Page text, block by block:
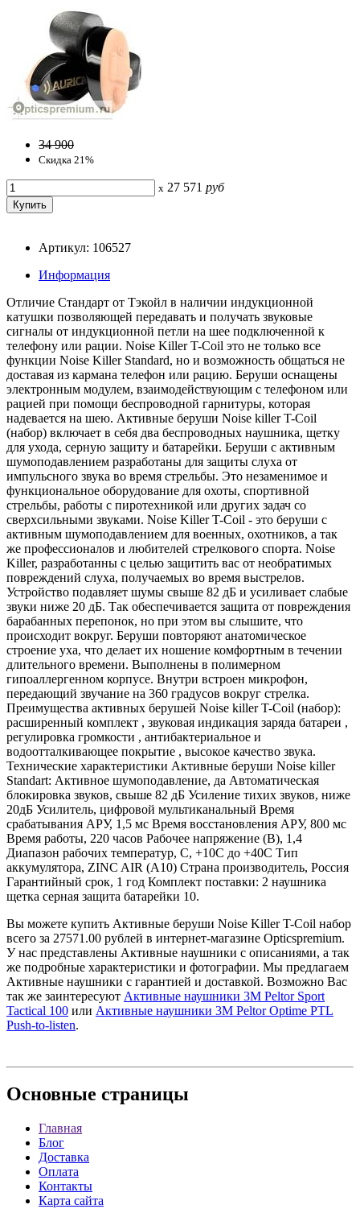
34 900
Скидка 21%
x 27 571 руб
Артикул: 106527
Информация
Отличие Стандарт от Тэкойл в наличии индукционной
катушки позволяющей передавать и получать звуковые
сигналы от индукционной петли на шее подключенной к
телефону или рации. Noise Killer T-Coil это не только все
функции Noise Killer Standard, но и возможность общаться не
доставая из кармана телефон или рацию. Беруши оснащены
электронным модулем, взаимодействующим с телефоном или
рацией при помощи беспроводной гарнитуры, которая
надевается на шею. Активные беруши Noise killer T-Coil
(набор) включает в себя два беспроводных наушника, щетку
для ухода, серную защиту и батарейки. Беруши с активным
шумоподавлением разработаны для защиты слуха от
импульсного звука во время стрельбы. Это незаменимое и
функциональное оборудование для охоты, спортивной
стрельбы, работы с пиротехникой или других задач со
сверхсильными звуками. Noise Killer T-Coil - это беруши с
активным шумоподавлением для военных, охотников, а так
же профессионалов и любителей стрелкового спорта. Noise
Killer, разработанны с целью защитить вас от необратимых
повреждений слуха, получаемых во время выстрелов.
Устройство подавляет шумы свыше 82 дБ и усиливает слабые
звуки ниже 20 дБ. Так обеспечивается защита от повреждения
барабанных перепонок, но при этом вы слышите, что
происходит вокруг. Беруши повторяют анатомическое
строение уха, что делает их ношение комфортным в течении
длительного времени. Выполнены в полимерном
гипоаллергенном корпусе. Внутри встроен микрофон,
передающий звучание на 360 градусов вокруг стрелка.
Преимущества активных берушей Noise killer T-Coil (набор):
расширенный комплект , звуковая индикация заряда батареи ,
регулировка громкости , антибактериальное и
водоотталкивающее покрытие , высокое качество звука.
Технические характеристики Активные беруши Noise killer
Standart: Активное шумоподавление, да Автоматическая
блокировка звуков, свыше 82 дБ Усиление тихих звуков, ниже
20дБ Усилитель, цифровой мультиканальный Время
срабатывания АРУ, 1,5 мс Время восстановления АРУ, 800 мс
Время работы, 220 часов Рабочее напряжение (В), 1,4
Диапазон рабочих температур, С, +10С до +40С Тип
аккумулятора, ZINC AIR (A10) Страна производитель, Россия
Гарантийный срок, 1 год Комплект поставки: 2 наушника
щетка серная защита батарейки 10.
Вы можете купить Активные беруши Noise Killer T-Coil набор
всего за 27571.00 рублей в интернет-магазине Opticspremium.
У нас представлены Активные наушники с описаниями, а так
же подробные характеристики и фотографии. Мы предлагаем
Активные наушники с гарантией и доставкой. Возможно Вас
так же заинтересуют Активные наушники 3М Peltor Sport
Tactical 100 или Активные наушники 3M Peltor Optime PTL
Push-to-listen.
Основные страницы
Главная
Блог
Доставка
Оплата
Контакты
Карта сайта